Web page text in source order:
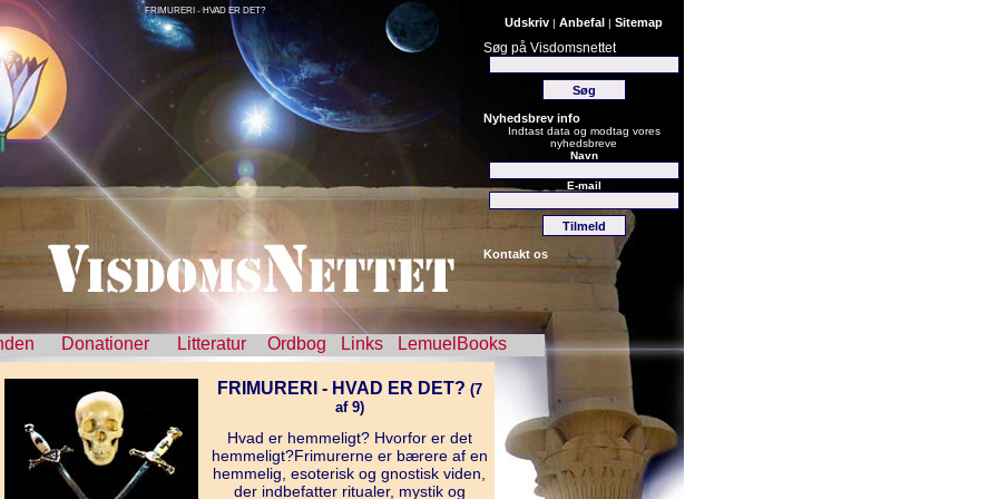
Udskriv | Anbefal | Sitemap
Søg på Visdomsnettet
Nyhedsbrev info
Indtast data og modtag vores
nyhedsbreve
Navn
E-mail
Kontakt os
FRIMURERI - HVAD ER DET?
Donationer Litteratur Ordbog Links LemuelBooks
FRIMURERI - HVAD ER DET? (7
af 9)
Hvad er hemmeligt? Hvorfor er det
hemmeligt?Frimurerne er bærere af en
hemmelig, esoterisk og gnostisk viden,
der indbefatter ritualer, mystik og